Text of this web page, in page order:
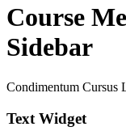
Course
Sidebar
Condimentum Cursus
Text Widget